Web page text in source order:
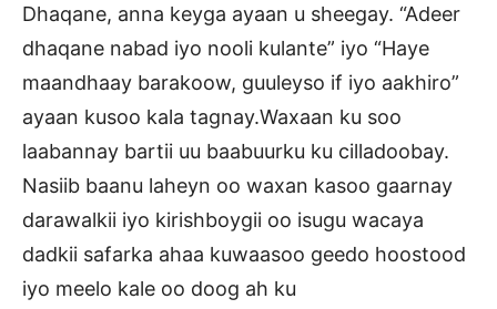
Dhaqane, anna keyga ayaan u sheegay. “Adeer
dhaqane nabad iyo nooli kulante” iyo “Haye
maandhaay barakoow, guuleyso if iyo aakhiro”
ayaan kusoo kala tagnay.Waxaan ku soo
laabannay bartii uu baabuurku ku cilladoobay.
Nasiib baanu laheyn oo waxan kasoo gaarnay
darawalkii iyo kirishboygii oo isugu wacaya
dadkii safarka ahaa kuwaasoo geedo hoostood
iyo meelo kale oo doog ah ku